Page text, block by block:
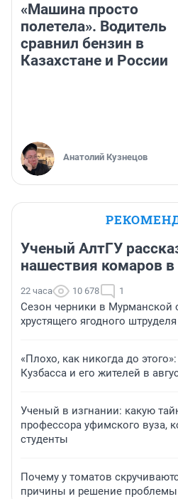
«Машина просто
полетела». Водитель
сравнил бензин в
Казахстане и России
Анатолий Кузнецов
Ученый АлтГУ
нашествия комаров в
22 часа 10 678 1
Сезон черники в Мурманской
хрустящего ягодного
«Плохо, как никогда до
Кузбасса и его жителей в
Ученый в изгнании: какую
профессора уфимского вуза,
студенты
Почему у томатов
причины и решение проблемы